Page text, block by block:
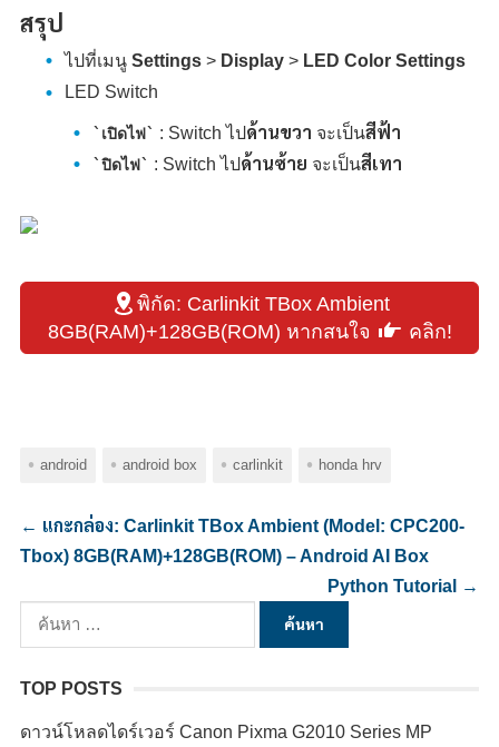
สรุป
ไปที่เมนู Settings> Display> LED Color Settings
LED Switch
เปิดไฟ : Switch ไปด้านขวา จะเป็นสีฟ้า
ปิดไฟ : Switch ไปด้านซ้าย จะเป็นสีเทา
พิกัด: Carlinkit TBox Ambient
8GB(RAM)+128GB(ROM) หากสนใจ
คลิก!
android android box carlinkit honda hrv
← แกะกล่อง: Carlinkit TBox Ambient (Model: CPC200-
Tbox) 8GB(RAM)+128GB(ROM) – Android AI Box
Python Tutorial
→
ค้นหา
สำหรับ:
TOP POSTS
ดาวน์โหลดไดร์เวอร์ Canon Pixma G2010 Series MP